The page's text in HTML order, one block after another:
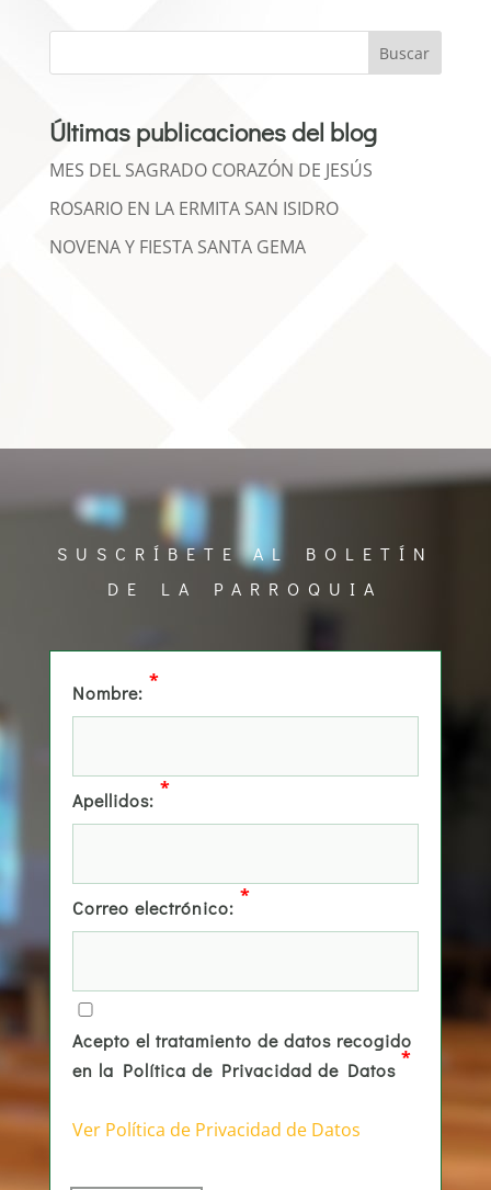
Buscar
Últimas publicaciones del blog
MES DEL SAGRADO CORAZÓN DE JESÚS
ROSARIO EN LA ERMITA SAN ISIDRO
NOVENA Y FIESTA SANTA GEMA
SUSCRÍBETE AL BOLETÍN
DE LA PARROQUIA
Nombre:
*
Apellidos:
*
Correo electrónico:
*
Acepto el tratamiento de datos recogido
en la Política de Privacidad de Datos
*
Ver Política de Privacidad de Datos